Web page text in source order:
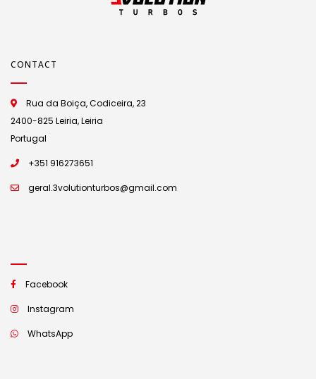
CONTACT
Rua da Boiça, Codiceira, 23
2400-825 Leiria, Leiria
Portugal
+351 916273651
geral.3volutionturbos@gmail.com
Facebook
Instagram
WhatsApp